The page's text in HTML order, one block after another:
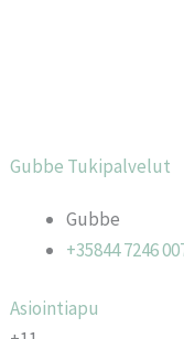
Gubbe Tukipalvelut
Gubbe
+35844 7246
Asiointiapu